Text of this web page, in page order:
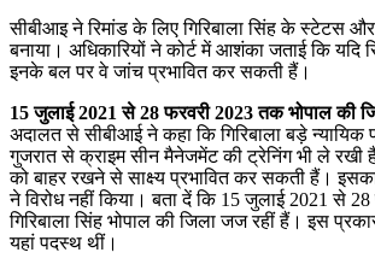
सीबीआइ ने रिमांड के लिए गिरिबाला सिंह के स्टेटस
बनाया। अधिकारियों ने कोर्ट में आशंका जताई कि यदि
इनके बल पर वे जांच प्रभावित कर सकती हैं।
15 जुलाई 2021 से 28 फरवरी 2023 तक भोपाल की
अदालत से सीबीआई ने कहा कि गिरिबाला बड़े न्यायिक
गुजरात से क्राइम सीन मैनेजमेंट की ट्रेनिंग भी ले रखी
को बाहर रखने से साक्ष्य प्रभावित कर सकती हैं।
ने विरोध नहीं किया। बता दें कि 15 जुलाई 2021 से
गिरिबाला सिंह भोपाल की जिला जज रहीं हैं। इस
यहां पदस्थ थीं।